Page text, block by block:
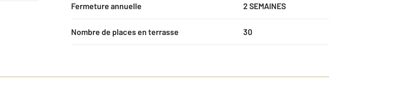
Fermeture annuelle 2 SEMAINES
Nombre de places en terrasse 30